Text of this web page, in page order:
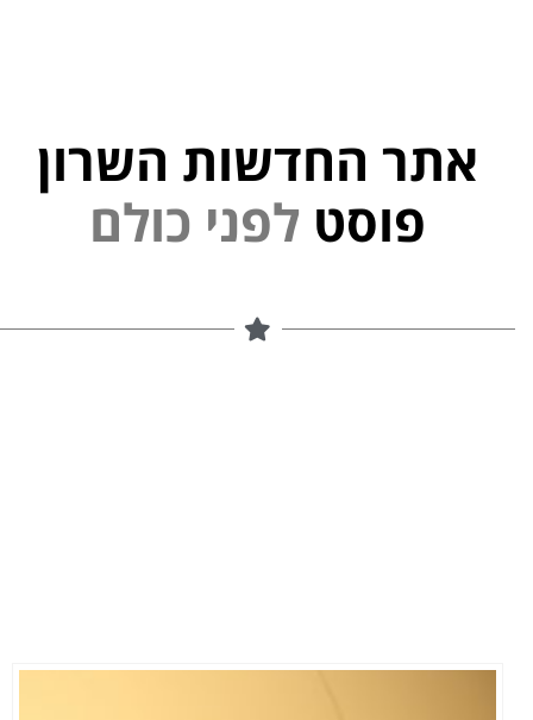
אתר החדשות השרון
פוסט